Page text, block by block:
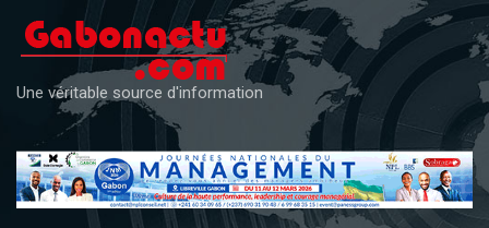
content
Une véritable source d'information